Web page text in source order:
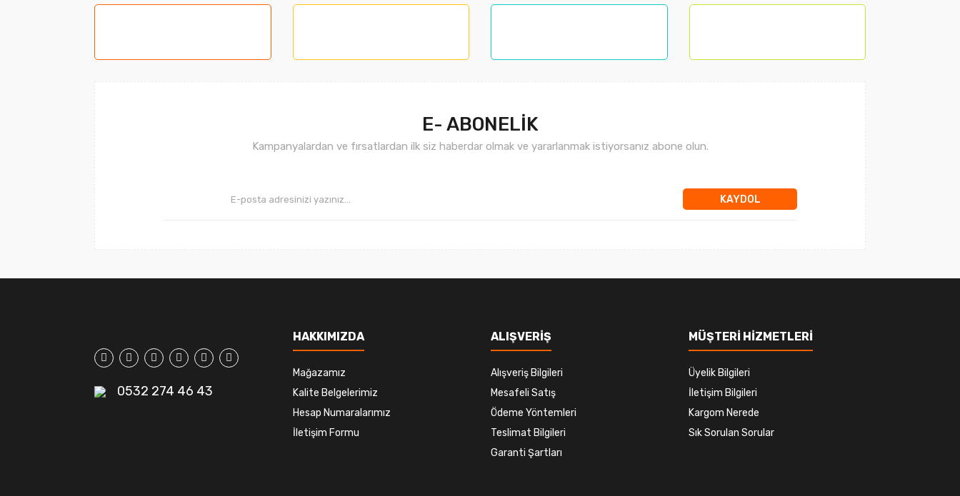
E- ABONELİK
Kampanyalardan ve fırsatlardan ilk siz haberdar olmak ve yararlanmak istiyorsanız abone olun.
KAYDOL
0532 274 46 43
HAKKIMIZDA
Mağazamız
Kalite Belgelerimiz
Hesap Numaralarımız
İletişim Formu
ALIŞVERİŞ
Alışveriş Bilgileri
Mesafeli Satış
Ödeme Yöntemleri
Teslimat Bilgileri
Garanti Şartları
MÜŞTERİ HİZMETLERİ
Üyelik Bilgileri
İletişim Bilgileri
Kargom Nerede
Sık Sorulan Sorular